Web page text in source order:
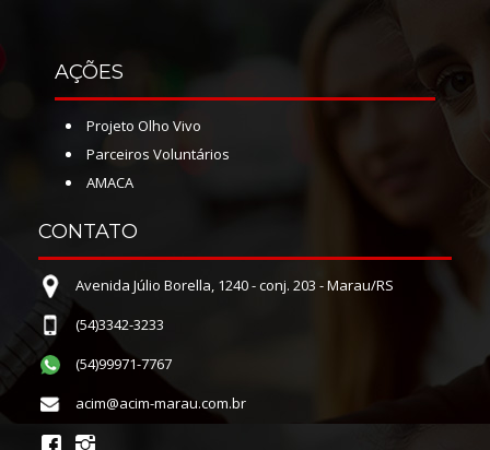
AÇÕES
Projeto Olho Vivo
Parceiros Voluntários
AMACA
CONTATO
Avenida Júlio Borella, 1240 - conj. 203 - Marau/RS
(54)3342-3233
(54)99971-7767
acim@acim-marau.com.br